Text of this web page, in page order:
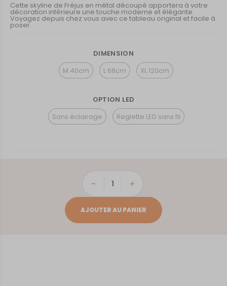
Cette skyline de Fréjus en métal découpé apportera à votre
décoration intérieure une touche moderne et élégante.
Voyagez depuis chez vous avec ce tableau original et facile à
poser.
DIMENSION
M 40cm
L 68cm XL 120cm
OPTION LED
Sans éclairage
Reglette LED sans fil
quantité
FREJUS
AJOUTER AU PANIER